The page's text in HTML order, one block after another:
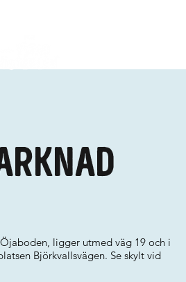
ligger utmed väg 19 och i
Björkvallsvägen. Se skylt vid